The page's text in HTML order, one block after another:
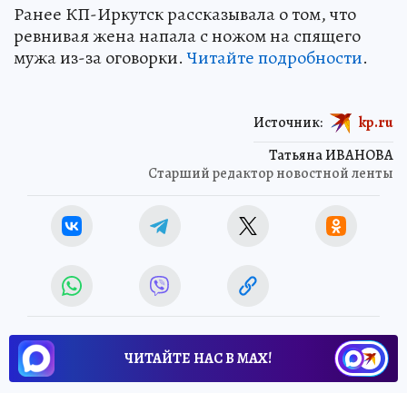
Ранее КП-Иркутск рассказывала о том, что
ревнивая жена напала с ножом на спящего
мужа из-за оговорки.Читайте подробности.
Татьяна ИВАНОВА
Старший редактор новостной ленты
Источник: kp.ru
ЧИТАЙТЕ НАС В МАХ!